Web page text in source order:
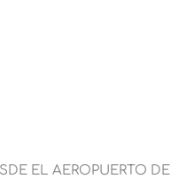
EL AEROPUERTO DE